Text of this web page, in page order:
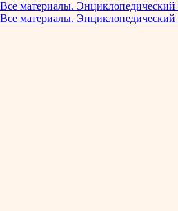
Все материалы. Энциклопедический
Все материалы. Энциклопедический